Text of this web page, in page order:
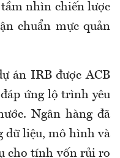
nhìn chiến lược
chuẩn mực quản
án IRB được ACB
ứng lộ trình yêu
Ngân hàng đã
dữ liệu, mô hình và
cho tính vốn rủi ro